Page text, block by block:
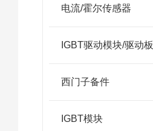
电流/霍尔传感器
IGBT驱动模块/驱动板
西门子备件
IGBT模块